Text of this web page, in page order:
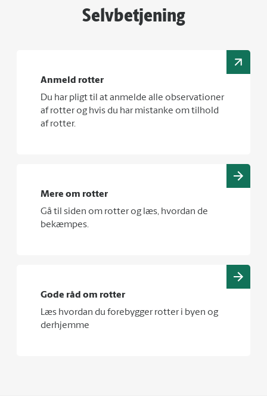
Selvbetjening
Anmeld rotter
Du har pligt til at anmelde alle observationer
af rotter og hvis du har mistanke om tilhold
af rotter.
Mere om rotter
Gå til siden om rotter og læs, hvordan de
bekæmpes.
Gode råd om rotter
Læs hvordan du forebygger rotter i byen og
derhjemme